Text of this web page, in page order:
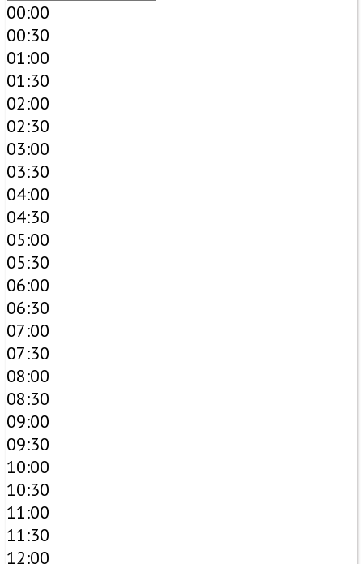
00:00
00:30
01:00
01:30
02:00
02:30
03:00
03:30
04:00
04:30
05:00
05:30
06:00
06:30
07:00
07:30
08:00
08:30
09:00
09:30
10:00
10:30
11:00
11:30
12:00